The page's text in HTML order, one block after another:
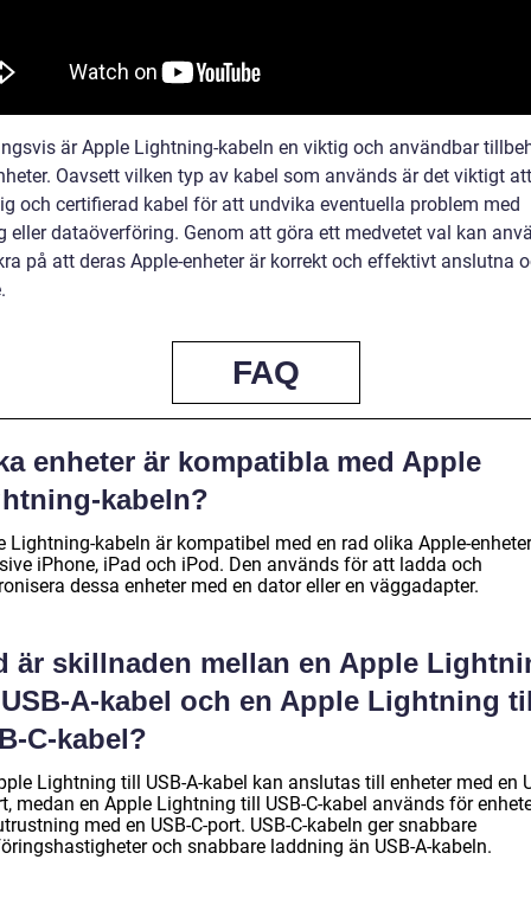
är Apple Lightning-kabeln en viktig och användbar
Oavsett vilken typ av kabel som används är det viktigt
och certifierad kabel för att undvika eventuella problem med
eller dataöverföring. Genom att göra ett medvetet val kan
på att deras Apple-enheter är korrekt och effektivt anslutna
FAQ
enheter är kompatibla med Apple
kabeln?
Lightning-kabeln är kompatibel med en rad olika Apple-
iPhone, iPad och iPod. Den används för att ladda och
dessa enheter med en dator eller en väggadapter.
är skillnaden mellan en Apple
A-kabel och en Apple Lightning
C-kabel?
Lightning till USB-A-kabel kan anslutas till enheter med en
medan en Apple Lightning till USB-C-kabel används för
med en USB-C-port. USB-C-kabeln ger snabbare
och snabbare laddning än USB-A-kabeln.